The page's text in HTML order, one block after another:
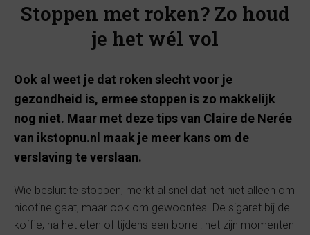
Stoppen met roken? Zo houd
je het wél vol
Ook al weet je dat roken slecht voor je
gezondheid is, ermee stoppen is zo makkelijk
nog niet. Maar met deze tips van Claire de Nerée
van ikstopnu.nl maak je meer kans om de
verslaving te verslaan.
Wie besluit te stoppen, merkt al snel dat het niet alleen om
nicotine gaat, maar ook om gewoontes. De sigaret bij de
koffie, na het eten of tijdens een borrel: het zijn momenten